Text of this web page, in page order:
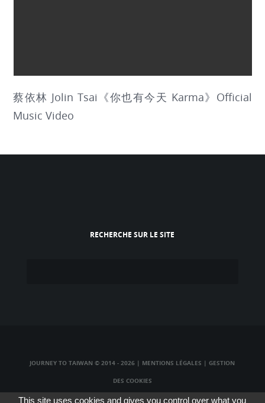
蔡依林 Jolin Tsai《你也有今天 Karma》Official
Music Video
RECHERCHE SUR LE SITE
JOURNEY TO TAIWAN © 2014 - 2026 | MENTIONS LÉGALES |GESTION
DES COOKIES
TAIWAN TV LIVE|TAIWAN RADIO LIVE|TAIWAN WEBCAM LIVE
This site uses cookies and gives you control over what you